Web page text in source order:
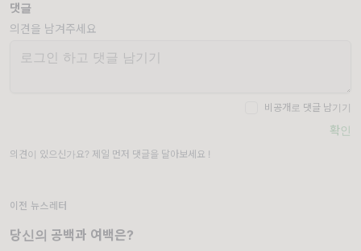
댓글
의견을 남겨주세요
비공개로 댓글 남기기
확인
의견이 있으신가요? 제일 먼저 댓글을 달아보세요 !
이전 뉴스레터
당신의 공백과 여백은?